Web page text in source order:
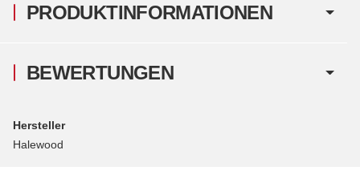
PRODUKTINFORMATIONEN
BEWERTUNGEN
Hersteller
Halewood